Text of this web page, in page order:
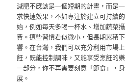
減肥不應該是一個短期的計畫，而是
求快速效果，不如專注於建立可持續
始，例如每天多喝一杯水、增加蔬菜
費。這些習慣看似微小，但長期累積
響。在台灣，我們可以充分利用市場
飪，既能控制調味，又能享受烹飪的
一部分，你不再需要刻意「節食」，
展。